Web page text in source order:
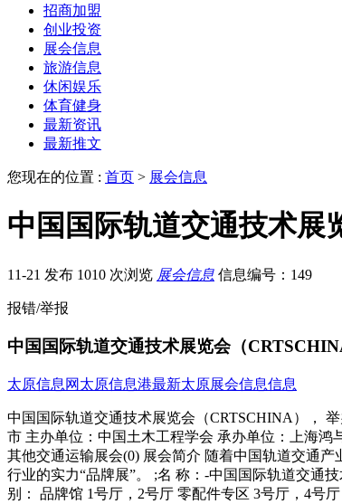
招商加盟
创业投资
展会信息
旅游信息
休闲娱乐
体育健身
最新资讯
最新推文
您现在的位置 : 首页 > 展会信息
中国国际轨道交通技术展
11-21 发布 1010 次浏览 展会信息 信息编号：149
报错/举报
中国国际轨道交通技术展览会（
太原信息网 太原信息港最新太原展会信息信息
中国国际轨道交通技术展览会（CRTSCHINA），
市 主办单位：中国土木工程学会 承办单位：上海
其他交通运输展会(0) 展会简介 随着中国轨道交通
行业的实力“品牌展”。 ;名 称：-中国国际轨道交通
别： 品牌馆 1号厅，2号厅 零配件专区 3号厅，4号